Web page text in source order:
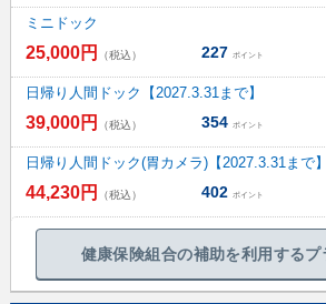
ミニドック
25,000円 （税込） 227 ポイント
日帰り人間ドック【2027.3.31まで】
39,000円 （税込） 354 ポイント
日帰り人間ドック(胃カメラ)【2027.3.31まで】
44,230円 （税込） 402 ポイント
健康保険組合の補助を利用するプ